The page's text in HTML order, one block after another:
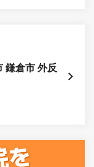
鎌倉市 外反